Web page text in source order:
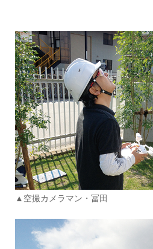
▲空撮カメラマン・冨田